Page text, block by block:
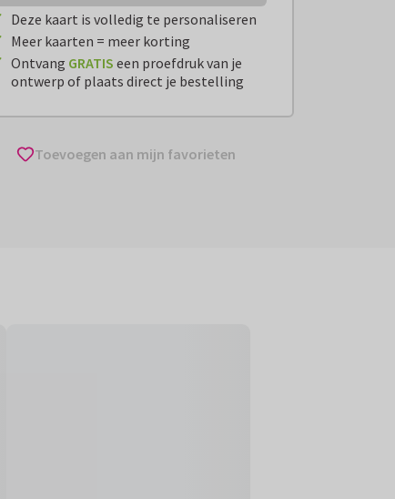
Deze kaart is volledig te personaliseren
Meer kaarten = meer korting
Ontvang GRATIS een proefdruk van je
ontwerp of plaats direct je bestelling
Toevoegen aan mijn favorieten